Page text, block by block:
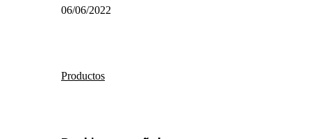
06/06/2022
Productos